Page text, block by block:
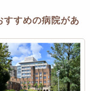
すすめの病院があ